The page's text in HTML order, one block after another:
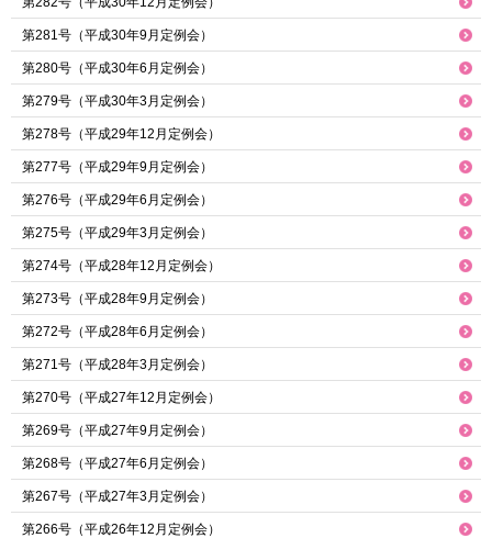
第281号（平成30年9月定例会）
第280号（平成30年6月定例会）
第279号（平成30年3月定例会）
第278号（平成29年12月定例会）
第277号（平成29年9月定例会）
第276号（平成29年6月定例会）
第275号（平成29年3月定例会）
第274号（平成28年12月定例会）
第273号（平成28年9月定例会）
第272号（平成28年6月定例会）
第271号（平成28年3月定例会）
第270号（平成27年12月定例会）
第269号（平成27年9月定例会）
第268号（平成27年6月定例会）
第267号（平成27年3月定例会）
第266号（平成26年12月定例会）